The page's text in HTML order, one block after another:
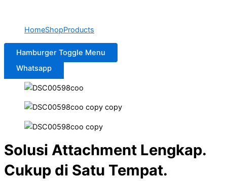
HomeShopProducts
Hamburger Toggle Menu
Whatsapp
Solusi Attachment Lengkap.
Cukup di Satu Tempat.